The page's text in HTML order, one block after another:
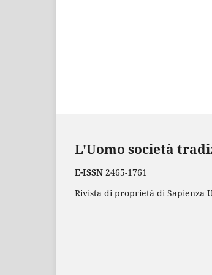
L'Uomo società
E-ISSN 2465-1761
Rivista di proprietà di Sapienza